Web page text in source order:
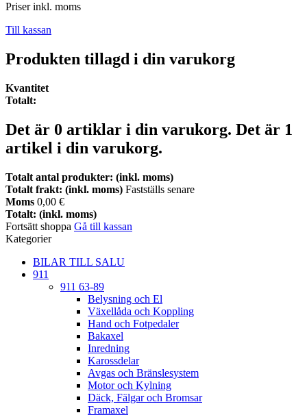
Priser inkl. moms
Till kassan
Produkten tillagd i din varukorg
Kvantitet
Totalt:
Det är 0 artiklar i din varukorg. Det är 1
artikel i din varukorg.
Totalt antal produkter: (inkl. moms)
Totalt frakt: (inkl. moms) Fastställs senare
Moms 0,00 €
Totalt: (inkl. moms)
Fortsätt shoppa Gå till kassan
Kategorier
BILAR TILL SALU
911
911 63-89
Belysning och El
Växellåda och Koppling
Hand och Fotpedaler
Bakaxel
Inredning
Karossdelar
Avgas och Bränslesystem
Motor och Kylning
Däck, Fälgar och Bromsar
Framaxel